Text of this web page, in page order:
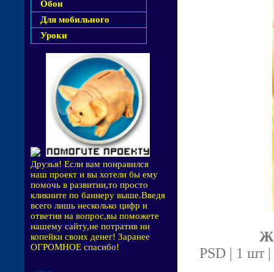
Обои
Для мобильного
Уроки
Друзья! Если вам понравился
наш проект и вы хотели бы ему
помочь в развитии,то просто
кликните по баннеру выше.Введя
всего лишь несколько цифр и
ответив на вопрос,вы поможете
нашему сайту,не потратив ни
копейки своих денег! Заранее
ОГРОМНОЕ спасибо!
PSD | 1 шт